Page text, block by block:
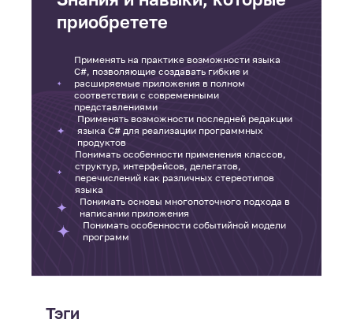
приобретете
Применять на практике возможности языка
C#, позволяющие создавать гибкие и
расширяемые приложения в полном
соответствии с современными
представлениями
Применять возможности последней редакции
языка C# для реализации программных
продуктов
Понимать особенности применения классов,
структур, интерфейсов, делегатов,
перечислений как различных стереотипов
языка
Понимать основы многопоточного подхода в
написании приложения
Понимать особенности событийной модели
программ
Тэги